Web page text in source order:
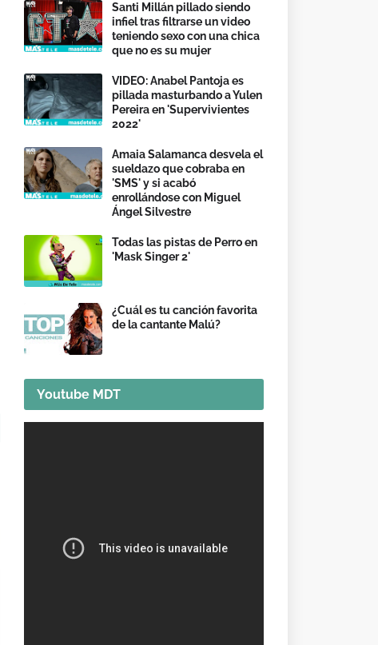
Santi Millán pillado siendo
infiel tras filtrarse un video
teniendo sexo con una chica
que no es su mujer
VIDEO: Anabel Pantoja es
pillada masturbando a Yulen
Pereira en 'Supervivientes
2022'
Amaia Salamanca desvela el
sueldazo que cobraba en
'SMS' y si acabó
enrollándose con Miguel
Ángel Silvestre
Todas las pistas de Perro en
'Mask Singer 2'
¿Cuál es tu canción favorita
de la cantante Malú?
Youtube MDT